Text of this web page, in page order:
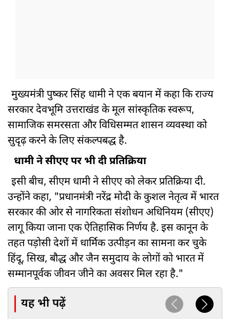
मुख्यमंत्री पुष्कर सिंह धामी ने एक बयान में कहा कि राज्य
सरकार देवभूमि उत्तराखंड के मूल सांस्कृतिक स्वरूप,
सामाजिक समरसता और विधिसम्मत शासन व्यवस्था को
सुदृढ़ करने के लिए संकल्पबद्ध है.
धामी ने सीएए पर भी दी प्रतिक्रिया
इसी बीच, सीएम धामी ने सीएए को लेकर प्रतिक्रिया दी.
उन्होंने कहा, "प्रधानमंत्री नरेंद्र मोदी के कुशल नेतृत्व में भारत
सरकार की ओर से नागरिकता संशोधन अधिनियम (सीएए)
लागू किया जाना एक ऐतिहासिक निर्णय है. इस कानून के
तहत पड़ोसी देशों में धार्मिक उत्पीड़न का सामना कर चुके
हिंदू, सिख, बौद्ध और जैन समुदाय के लोगों को भारत में
सम्मानपूर्वक जीवन जीने का अवसर मिल रहा है."
यह भी पढ़ें